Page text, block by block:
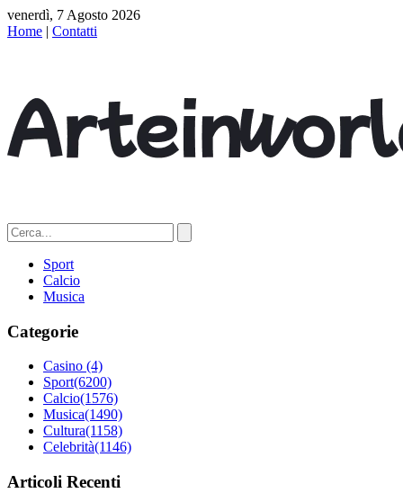
venerdì, 7 Agosto 2026
Home | Contatti
Sport
Calcio
Musica
Categorie
Casino (4)
Sport(6200)
Calcio(1576)
Musica(1490)
Cultura(1158)
Celebrità(1146)
Articoli Recenti